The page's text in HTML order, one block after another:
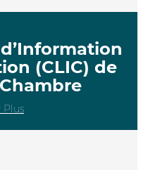
(CLIC) de
Plus